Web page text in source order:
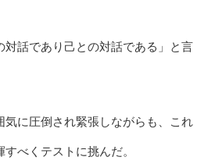
対話であり己との対話である」と言
気に圧倒され緊張しながらも、これ
べくテストに挑んだ。